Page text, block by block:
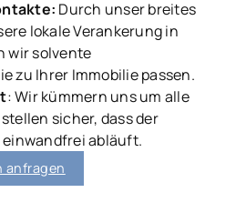
Durch unser breites
lokale Verankerung in
wir solvente
zu Ihrer Immobilie passen.
: Wir kümmern uns um alle
sicher, dass der
abläuft.
anfragen